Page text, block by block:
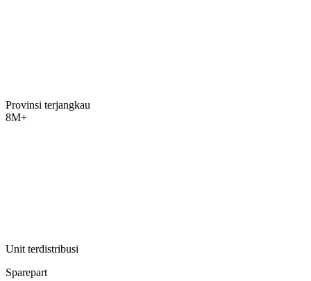
Provinsi terjangkau
8M+
Unit terdistribusi
Sparepart